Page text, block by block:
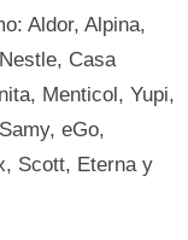
Aldor, Alpina,
Casa
Menticol, Yupi,
eGo,
Scott, Eterna y